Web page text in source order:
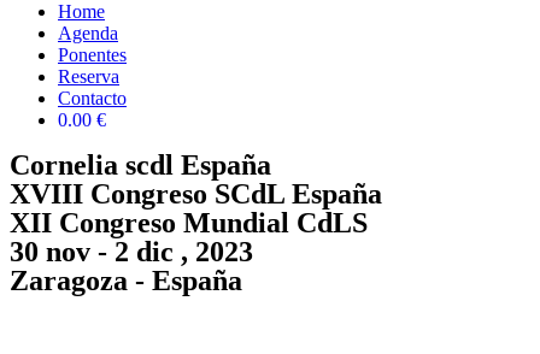
Home
Agenda
Ponentes
Reserva
Contacto
0.00 €
Cornelia scdl España
XVIII Congreso SCdL España
XII Congreso Mundial CdLS
30 nov - 2 dic , 2023
Zaragoza - España